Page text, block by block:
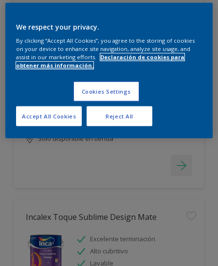
Incamax
Blanco más durable
Sólo disponible en tienda
Incalex Toque Sublime Design Mate
Excelente terminación
Alto cubritivo
Lavable
We respect your privacy.
By clicking “Accept All Cookies”, you agree to the storing of cookies
on your device to enhance site navigation, analyze site usage, and
assist in our marketing efforts.
Declaración de cookies para
obtener más información.
Cookies Settings
Reject All
Accept All Cookies